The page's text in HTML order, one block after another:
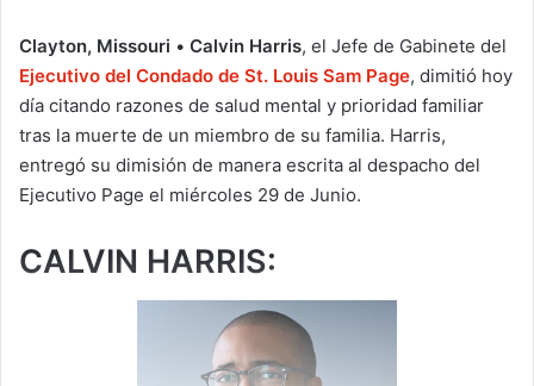
Clayton, Missouri • Calvin Harris, el Jefe de Gabinete del
Ejecutivo del Condado de St. Louis Sam Page, dimitió hoy
día citando razones de salud mental y prioridad familiar
tras la muerte de un miembro de su familia. Harris,
entregó su dimisión de manera escrita al despacho del
Ejecutivo Page el miércoles 29 de Junio.
CALVIN HARRIS: